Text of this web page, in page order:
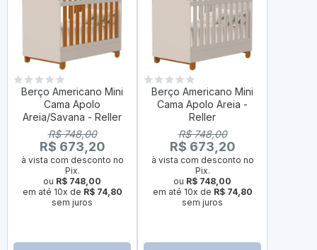
Berço Americano Mini
Cama Apolo
Areia/Savana - Reller
R$ 748,00
R$ 673,20
à vista com desconto no
Pix.
ou R$ 748,00
em até 10x de R$ 74,80
sem juros
Berço Americano Mini
Cama Apolo Areia -
Reller
R$ 748,00
R$ 673,20
à vista com desconto no
Pix.
ou R$ 748,00
em até 10x de R$ 74,80
sem juros